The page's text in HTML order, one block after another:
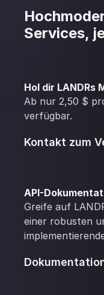
Services,
Hol dir LANDRs
Ab nur 2,50 $
verfügbar.
Kontakt zum
API-
Greife auf
einer robusten